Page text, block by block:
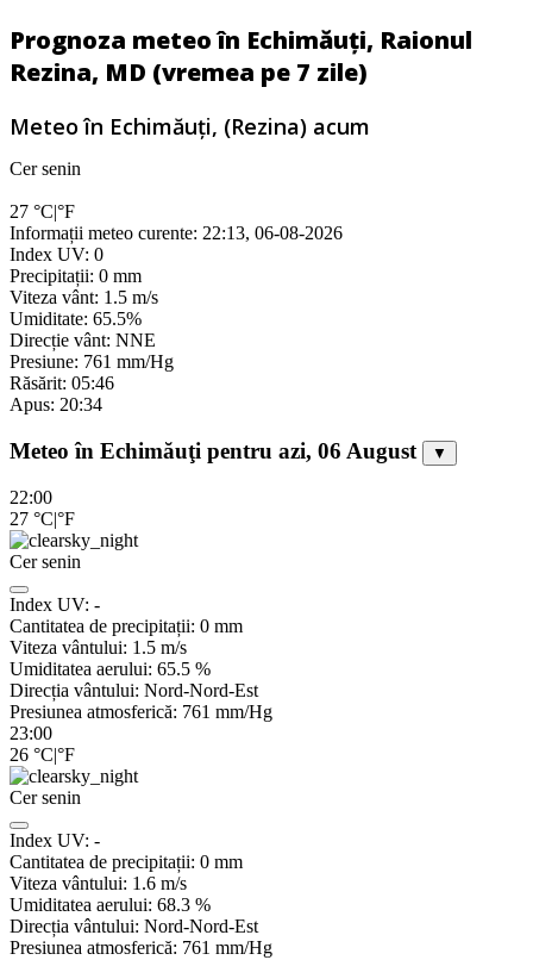
Prognoza meteo în Echimăuți, Raionul
Rezina, MD (vremea pe 7 zile)
Meteo în Echimăuţi, (Rezina) acum
Cer senin
27 °C|°F
Informații meteo curente: 22:13, 06-08-2026
Index UV: 0
Precipitații: 0 mm
Viteza vânt: 1.5 m/s
Umiditate: 65.5%
Direcție vânt: NNE
Presiune: 761 mm/Hg
Răsărit: 05:46
Apus: 20:34
Meteo în Echimăuţi pentru azi, 06 August ▼
22:00
27 °C|°F
Cer senin
Index UV: -
Cantitatea de precipitații: 0 mm
Viteza vântului: 1.5 m/s
Umiditatea aerului: 65.5 %
Direcția vântului: Nord-Nord-Est
Presiunea atmosferică: 761 mm/Hg
23:00
26 °C|°F
Cer senin
Index UV: -
Cantitatea de precipitații: 0 mm
Viteza vântului: 1.6 m/s
Umiditatea aerului: 68.3 %
Direcția vântului: Nord-Nord-Est
Presiunea atmosferică: 761 mm/Hg